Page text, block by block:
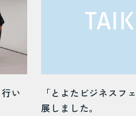
い
「とよたビジネスフ
展しました。